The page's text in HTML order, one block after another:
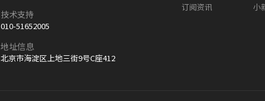
技术支持
010-51652005
地址信息
北京市海淀区上地三街9号C座412
订阅资讯 小